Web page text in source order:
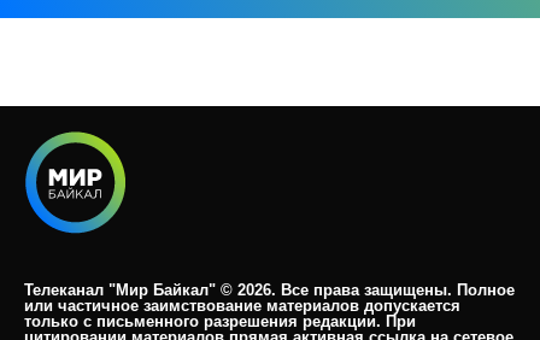
Телеканал "Мир Байкал" © 2026. Все права защищены. Полное
или частичное заимствование материалов допускается
только с письменного разрешения редакции. При